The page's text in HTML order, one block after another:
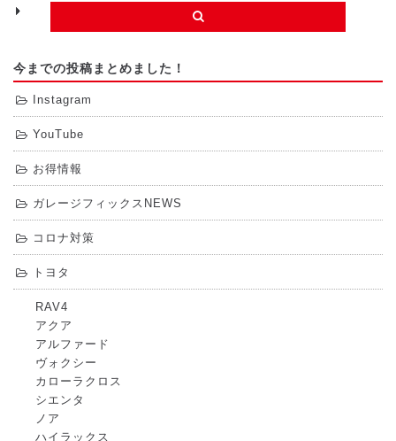
今までの投稿まとめました！
Instagram
YouTube
お得情報
ガレージフィックスNEWS
コロナ対策
トヨタ
RAV4
アクア
アルファード
ヴォクシー
カローラクロス
シエンタ
ノア
ハイラックス